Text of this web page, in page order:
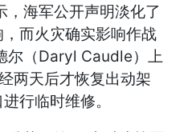
，海军公开声明淡化了
而火灾确实影响作战
尔（Daryl Caudle）上
两天后才恢复出动架
行临时维修。